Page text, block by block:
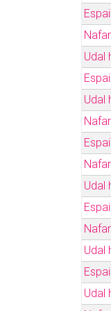
Udal
Udal
Udal
Udal
Udal